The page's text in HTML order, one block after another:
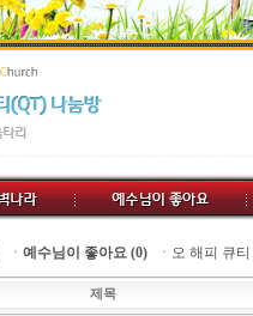
ㆍ 예수님이 좋아요 (0) ㆍ 오 해피 큐티
제목